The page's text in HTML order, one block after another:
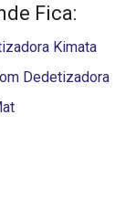
Fica:
Kimata
Dedetizadora